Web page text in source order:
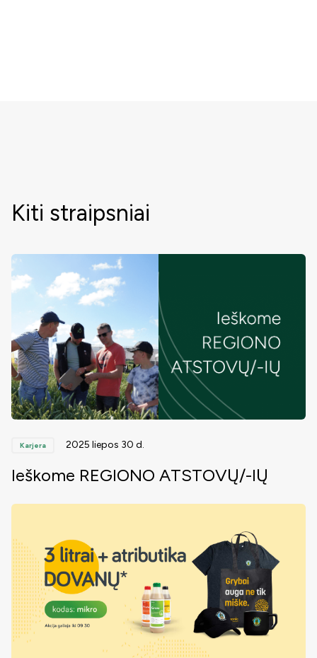
Kiti straipsniai
Karjera 2025 liepos 30 d.
Ieškome REGIONO ATSTOVŲ/-IŲ